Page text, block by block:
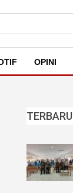
OPINI
TERBARU